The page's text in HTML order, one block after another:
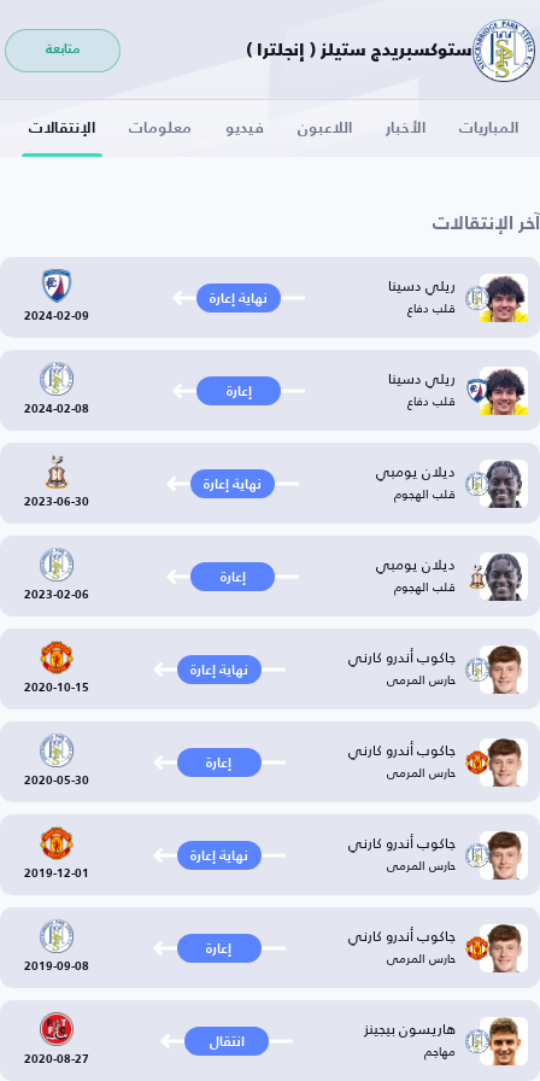
ستوكسبريدج ستيلز ( إنجلترا ) متابعة
المباريات الأخبار اللاعبون فيديو معلومات الإنتقالات
آخر الإنتقالات
ريلي دسينا
قلب دفاع نهاية إعارة
2024-02-09
ريلي دسينا
قلب دفاع إعارة
2024-02-08
ديلان يومبي
قلب الهجوم نهاية إعارة
2023-06-30
ديلان يومبي
قلب الهجوم إعارة
2023-02-06
جاكوب أندرو كارني
حارس المرمى نهاية إعارة
2020-10-15
جاكوب أندرو كارني
حارس المرمى إعارة
2020-05-30
جاكوب أندرو كارني
حارس المرمى نهاية إعارة
2019-12-01
جاكوب أندرو كارني
حارس المرمى إعارة
2019-09-08
هاريسون بيجينز
مهاجم انتقال
2020-08-27